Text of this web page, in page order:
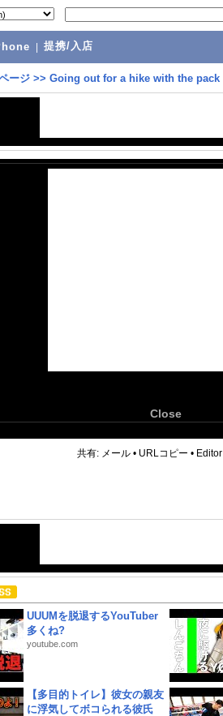
提携/入店
ージ >> Going out for a hike with the pack
Close
共有: メール • URLコピー • Editor
UUUMを脱退するYouTuber
多くね?
youtube.com
【多目的トイレ】彼女の親友
に浮気してボコられる彼氏